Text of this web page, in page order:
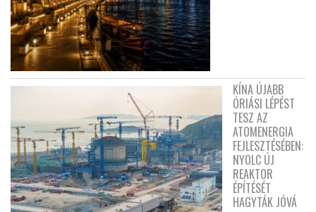
KÍNA ÚJABB
ÓRIÁSI LÉPÉST
TESZ AZ
ATOMENERGIA
FEJLESZTÉSÉBEN:
NYOLC ÚJ
REAKTOR
ÉPÍTÉSÉT
HAGYTÁK JÓVÁ